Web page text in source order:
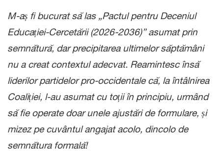
M-aș fi bucurat să las „Pactul pentru Deceniul
Educației-Cercetării (2026-2036)” asumat prin
semnătură, dar precipitarea ultimelor săptămâni
nu a creat contextul adecvat. Reamintesc însă
liderilor partidelor pro-occidentale că, la întâlnirea
Coaliției, l-au asumat cu toții în principiu, urmând
să fie operate doar unele ajustări de formulare, și
mizez pe cuvântul angajat acolo, dincolo de
semnătura formală!